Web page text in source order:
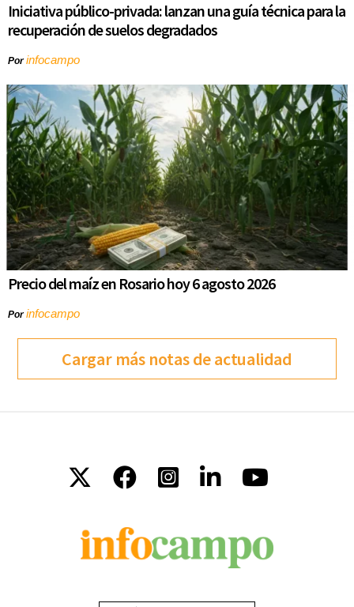
Iniciativa público-privada: lanzan una guía técnica para la
recuperación de suelos degradados
Porinfocampo
Precio del maíz en Rosario hoy 6 agosto 2026
Porinfocampo
Cargar más notas de actualidad